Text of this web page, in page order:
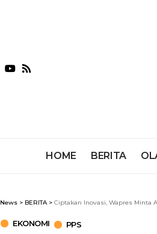
HOME BERITA
News > BERITA> Ciptakan Inovasi, Wapres Minta
EKONOMI PPS